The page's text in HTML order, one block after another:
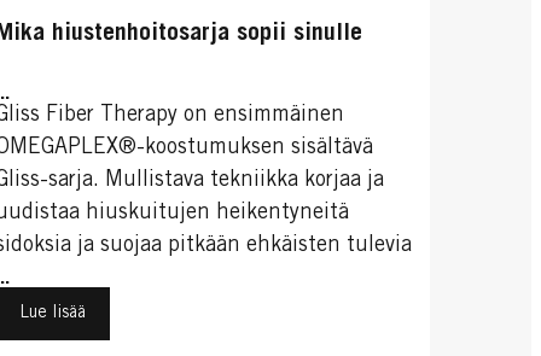
hiustenhoitosarja sopii sinulle
Fiber Therapy on ensimmäinen
koostumuksen sisältävä
sarja. Mullistava tekniikka korjaa ja
hiuskuitujen heikentyneitä
ja suojaa pitkään ehkäisten tulevia
Lue lisää